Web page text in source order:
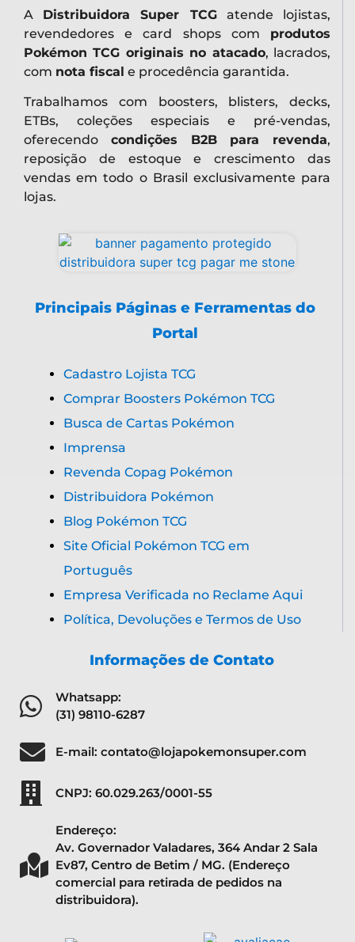
A Distribuidora Super TCGatende lojistas,
revendedores e card shops com produtos
Pokémon TCG originais no atacado, lacrados,
com nota fiscal e procedência garantida.
Trabalhamos com boosters, blisters, decks,
ETBs, coleções especiais e pré-vendas,
oferecendo condições B2B para revenda,
reposição de estoque e crescimento das
vendas em todo o Brasil exclusivamente para
lojas.
Principais Páginas e Ferramentas do
Portal
Cadastro Lojista TCG
Comprar Boosters Pokémon TCG
Busca de Cartas Pokémon
Imprensa
Revenda Copag Pokémon
Distribuidora Pokémon
Blog Pokémon TCG
Site Oficial Pokémon TCG em
Português
Empresa Verificada no Reclame Aqui
Política, Devoluções e Termos de Uso
Informações de Contato
Whatsapp:
(31) 98110-6287
E-mail: contato@lojapokemonsuper.com
CNPJ: 60.029.263/0001-55
Endereço:
Av. Governador Valadares, 364 Andar 2 Sala
Ev87, Centro de Betim / MG. (Endereço
comercial para retirada de pedidos na
distribuidora).